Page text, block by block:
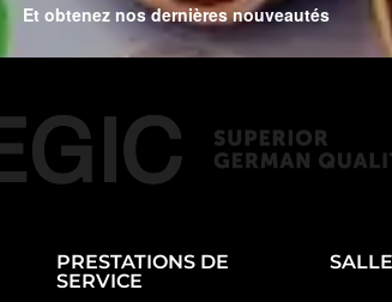
Et obtenez nos dernières nouveautés
PRESTATIONS DE
SERVICE